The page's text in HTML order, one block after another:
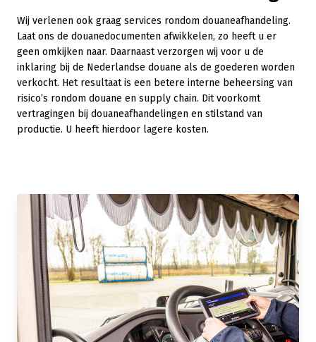
Wij verlenen ook graag services rondom douaneafhandeling.
Laat ons de douanedocumenten afwikkelen, zo heeft u er
geen omkijken naar. Daarnaast verzorgen wij voor u de
inklaring bij de Nederlandse douane als de goederen worden
verkocht. Het resultaat is een betere interne beheersing van
risico’s rondom douane en supply chain. Dit voorkomt
vertragingen bij douaneafhandelingen en stilstand van
productie. U heeft hierdoor lagere kosten.